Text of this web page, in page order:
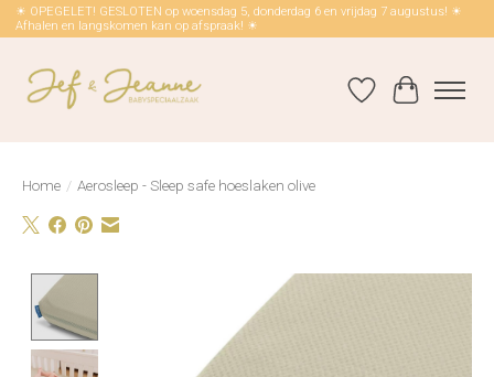
☀ OPEGELET! GESLOTEN op woensdag 5, donderdag 6 en vrijdag 7 augustus! ☀
Afhalen en langskomen kan op afspraak! ☀
Verlanglijst
Home / Aerosleep - Sleep safe hoeslaken olive
Product image slideshow Items